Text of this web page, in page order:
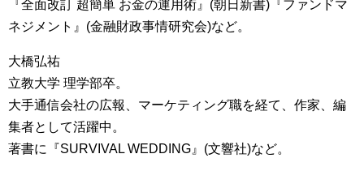
『全面改訂 超簡単 お金の運用術』(朝日新書)『ファンドマ
ネジメント』(金融財政事情研究会)など。
大橋弘祐
立教大学 理学部卒。
大手通信会社の広報、マーケティング職を経て、作家、編
集者として活躍中。
著書に『SURVIVAL WEDDING』(文響社)など。